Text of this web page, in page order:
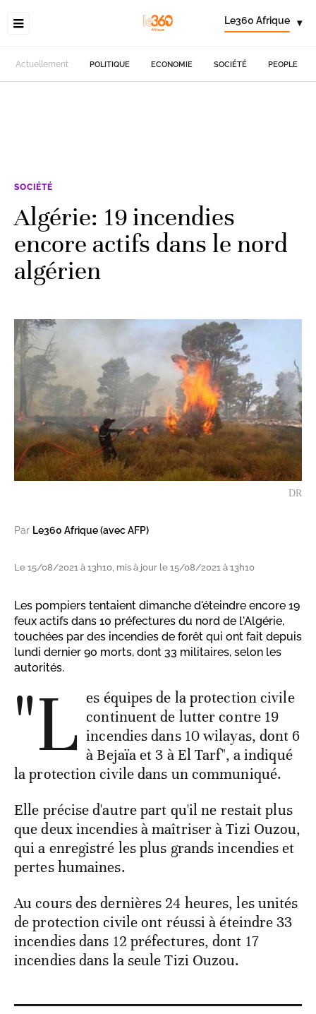
Le360 Afrique ▾
Actuellement POLITIQUE ECONOMIE SOCIÉTÉ PEOPLE
SOCIÉTÉ
Algérie: 19 incendies
encore actifs dans le nord
algérien
DR
Par Le360 Afrique (avec AFP)
Le 15/08/2021 à 13h10, mis à jour le 15/08/2021 à 13h10
Les pompiers tentaient dimanche d'éteindre encore 19
feux actifs dans 10 préfectures du nord de l'Algérie,
touchées par des incendies de forêt qui ont fait depuis
lundi dernier 90 morts, dont 33 militaires, selon les
autorités.
"L es équipes de la protection civile
continuent de lutter contre 19
incendies dans 10 wilayas, dont 6
à Bejaïa et 3 à El Tarf", a indiqué
la protection civile dans un communiqué.
Elle précise d'autre part qu'il ne restait plus
que deux incendies à maîtriser à Tizi Ouzou,
qui a enregistré les plus grands incendies et
pertes humaines.
Au cours des dernières 24 heures, les unités
de protection civile ont réussi à éteindre 33
incendies dans 12 préfectures, dont 17
incendies dans la seule Tizi Ouzou.